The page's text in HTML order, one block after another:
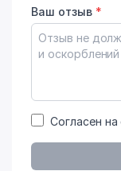
Ваш отзыв *
Согласен